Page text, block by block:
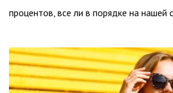
процентов, все ли в порядке на нашей